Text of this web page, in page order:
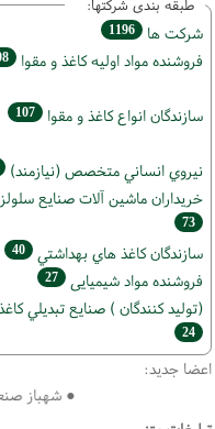
طبقه بندی شرکتها:
شركت ها 1196
فروشنده مواد اوليه كاغذ و مقوا
سازندگان انواع کاغذ و مقوا 107
نيروي انساني متخصص (نیازمند)
خریداران ماشين آلات صنايع
73
سازندگان كاغذ هاي بهداشتي 40
فروشنده مواد شیمیایی 27
(تولید كنندگان ) صنايع تبديلي
24
اعضا جدید:
● شهباز